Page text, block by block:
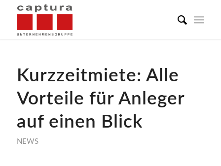
Kurzzeitmiete: Alle
Vorteile für Anleger
auf einen Blick
NEWS